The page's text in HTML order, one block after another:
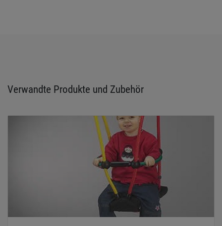
Verwandte Produkte und Zubehör